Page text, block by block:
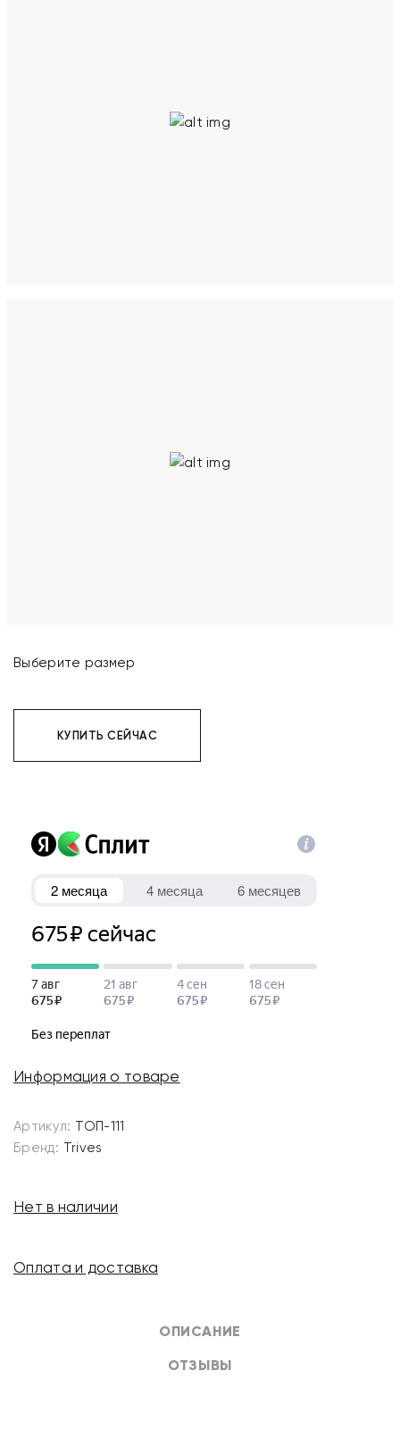
ОПИСАНИЕ
ОТЗЫВЫ
Выберите размер
КУПИТЬ СЕЙЧАС
Информация о товаре
Артикул: ТОП-111
Бренд: Trives
Нет в наличии
Оплата и доставка